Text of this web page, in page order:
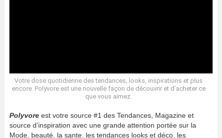
Votre dose quotidienne des tendances, looks, inspirations et plus
encore. Polyvore est une nouvelle façon de découvrir et d’acheter ce
que vous aimez.
Polyvore est votre source #1 des Tendances, Magazine et
source d’inspiration avec une grande attention portée sur la
Mode, beauté, la sante, les tendances looks et déco, les